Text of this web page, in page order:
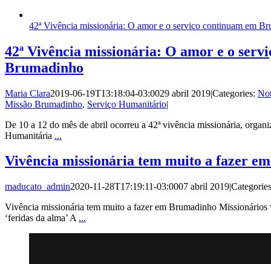
42ª Vivência missionária: O amor e o serviço continuam em
42ª Vivência missionária: O amor e o
Brumadinho
Maria Clara2019-06-19T13:18:04-03:0029 abril 2019|Categories:
Missão Brumadinho, Serviço Humanitário|
De 10 a 12 do mês de abril ocorreu a 42ª vivência missionária,
Humanitária ...
Vivência missionária tem muito a fazer
maducato_admin2020-11-28T17:19:11-03:0007 abril 2019|
Vivência missionária tem muito a fazer em Brumadinho
‘feridas da alma’ A ...